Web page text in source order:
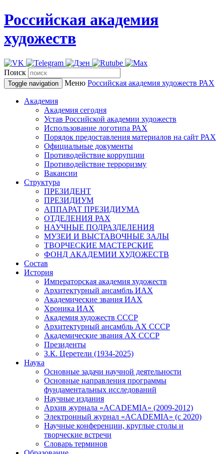
Российская академия
художеств
Поиск
Toggle navigation Меню Российская академия художеств РАХ
Академия
Академия сегодня
Устав Российской академии художеств
Использование логотипа РАХ
Порядок предоставления материалов на сайт РАХ
Официальные документы
Противодействие коррупции
Противодействие терроризму
Вакансии
Структура
ПРЕЗИДЕНТ
ПРЕЗИДИУМ
АППАРАТ ПРЕЗИДИУМА
ОТДЕЛЕНИЯ РАХ
НАУЧНЫЕ ПОДРАЗДЕЛЕНИЯ
МУЗЕИ И ВЫСТАВОЧНЫЕ ЗАЛЫ
ТВОРЧЕСКИЕ МАСТЕРСКИЕ
ФОНД АКАДЕМИИ ХУДОЖЕСТВ
Состав
История
Императорская академия художеств
Архитектурный ансамбль ИАХ
Академические звания ИАХ
Хроника ИАХ
Академия художеств СССР
Архитектурный ансамбль АХ СССР
Академические звания АХ СССР
Президенты
З.К. Церетели (1934-2025)
Наука
Основные задачи научной деятельности
Основные направления программы
фундаментальных исследований
Научные издания
Архив журнала «ACADEMIA» (2009-2012)
Электронный журнал «ACADEMIA» (с 2020)
Научные конференции, круглые столы и
творческие встречи
Словарь терминов